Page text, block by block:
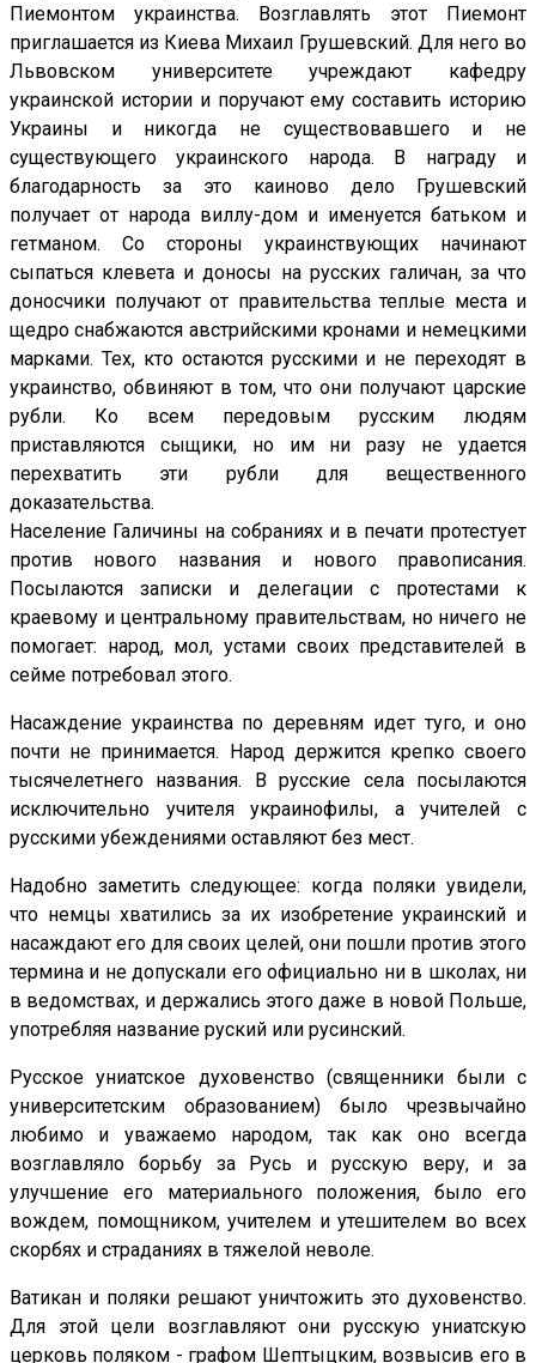
Пиемонтом украинства. Возглавлять этот Пиемонт
приглашается из Киева Михаил Грушевский. Для него во
Львовском университете учреждают кафедру
украинской истории и поручают ему составить историю
Украины и никогда не существовавшего и не
существующего украинского народа. В награду и
благодарность за это каиново дело Грушевский
получает от народа виллу-дом и именуется батьком и
гетманом. Со стороны украинствующих начинают
сыпаться клевета и доносы на русских галичан, за что
доносчики получают от правительства теплые места и
щедро снабжаются австрийскими кронами и немецкими
марками. Тех, кто остаются русскими и не переходят в
украинство, обвиняют в том, что они получают царские
рубли. Ко всем передовым русским людям
приставляются сыщики, но им ни разу не удается
перехватить эти рубли для вещественного
доказательства.
Население Галичины на собраниях и в печати протестует
против нового названия и нового правописания.
Посылаются записки и делегации с протестами к
краевому и центральному правительствам, но ничего не
помогает: народ, мол, устами своих представителей в
сейме потребовал этого.
Насаждение украинства по деревням идет туго, и оно
почти не принимается. Народ держится крепко своего
тысячелетнего названия. В русские села посылаются
исключительно учителя украинофилы, а учителей с
русскими убеждениями оставляют без мест.
Надобно заметить следующее: когда поляки увидели,
что немцы хватились за их изобретение украинский и
насаждают его для своих целей, они пошли против этого
термина и не допускали его официально ни в школах, ни
в ведомствах, и держались этого даже в новой Польше,
употребляя название руский или русинский.
Русское униатское духовенство (священники были с
университетским образованием) было чрезвычайно
любимо и уважаемо народом, так как оно всегда
возглавляло борьбу за Русь и русскую веру, и за
улучшение его материального положения, было его
вождем, помощником, учителем и утешителем во всех
скорбях и страданиях в тяжелой неволе.
Ватикан и поляки решают уничтожить это духовенство.
Для этой цели возглавляют они русскую униатскую
церковь поляком - графом Шептыцким, возвысив его в